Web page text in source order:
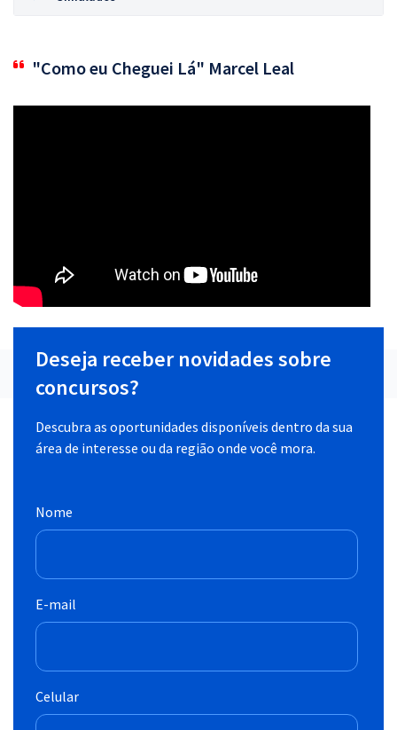
"Como eu Cheguei Lá" Marcel Leal
Deseja receber novidades sobre
concursos?
Descubra as oportunidades disponíveis dentro da sua
área de interesse ou da região onde você mora.
Nome
E-mail
Celular